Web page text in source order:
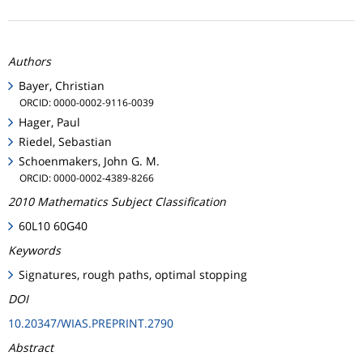
Authors
Bayer, Christian
ORCID: 0000-0002-9116-0039
Hager, Paul
Riedel, Sebastian
Schoenmakers, John G. M.
ORCID: 0000-0002-4389-8266
2010 Mathematics Subject Classification
60L10 60G40
Keywords
Signatures, rough paths, optimal stopping
DOI
10.20347/WIAS.PREPRINT.2790
Abstract